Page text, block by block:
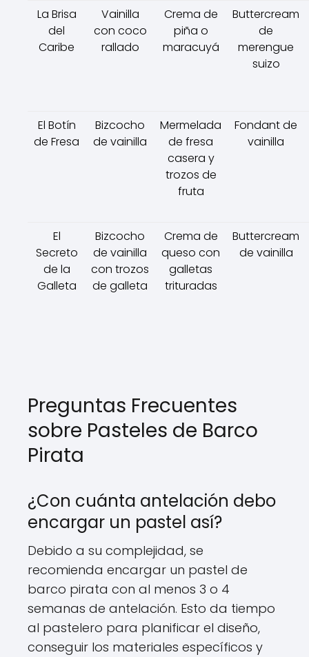
La Brisa
del
Caribe
Vainilla
con coco
rallado
Crema de
piña o
maracuyá
Buttercream
de
merengue
suizo
El Botín
de Fresa
Bizcocho
de vainilla
Mermelada
de fresa
casera y
trozos de
fruta
Fondant de
vainilla
El
Secreto
de la
Galleta
Bizcocho
de vainilla
con trozos
de galleta
Crema de
queso con
galletas
trituradas
Buttercream
de vainilla
Preguntas Frecuentes
sobre Pasteles de Barco
Pirata
¿Con cuánta antelación debo
encargar un pastel así?
Debido a su complejidad, se
recomienda encargar un pastel de
barco pirata con al menos 3 o 4
semanas de antelación. Esto da tiempo
al pastelero para planificar el diseño,
conseguir los materiales específicos y